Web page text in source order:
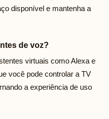
disponível e mantenha a
de voz?
virtuais como Alexa e
você pode controlar a TV
a experiência de uso